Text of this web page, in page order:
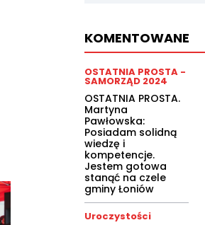
KOMENTOWANE
OSTATNIA PROSTA -
SAMORZĄD 2024
OSTATNIA PROSTA.
Martyna
Pawłowska:
Posiadam solidną
wiedzę i
kompetencje.
Jestem gotowa
stanąć na czele
gminy Łoniów
Uroczystości